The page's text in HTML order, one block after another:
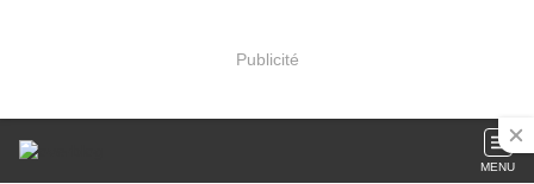
Publicité
MENU